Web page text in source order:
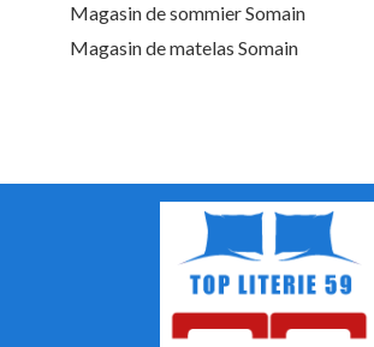
Magasin de sommier Somain
Magasin de matelas Somain